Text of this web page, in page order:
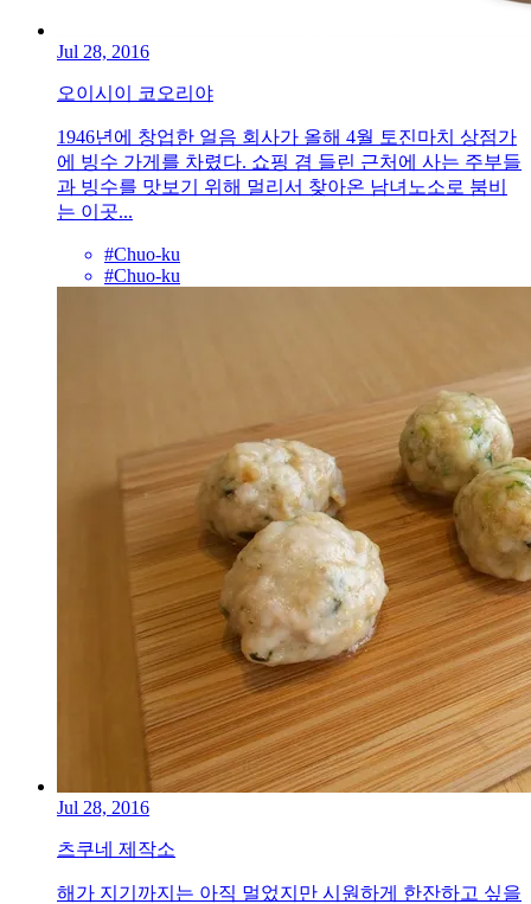
Jul 28, 2016
오이시이 코오리야
1946년에 창업한 얼음 회사가 올해 4월 토진마치 상점가
에 빙수 가게를 차렸다. 쇼핑 겸 들린 근처에 사는 주부들
과 빙수를 맛보기 위해 멀리서 찾아온 남녀노소로 붐비
는 이곳...
#Chuo-ku
#Chuo-ku
Jul 28, 2016
츠쿠네 제작소
해가 지기까지는 아직 멀었지만 시원하게 한잔하고 싶을